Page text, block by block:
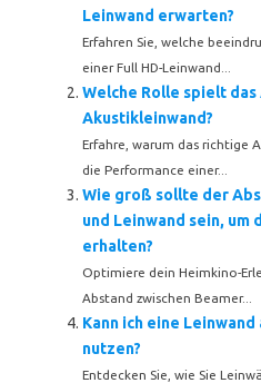
Leinwand erwarten?
Erfahren Sie, welche
einer Full HD-Leinwand...
Welche Rolle spielt
Akustikleinwand?
Erfahre, warum das richtige
die Performance einer...
Wie groß sollte der
und Leinwand sein, um
erhalten?
Optimiere dein Heimkino-
Abstand zwischen Beamer...
Kann ich eine
nutzen?
Entdecken Sie, wie Sie